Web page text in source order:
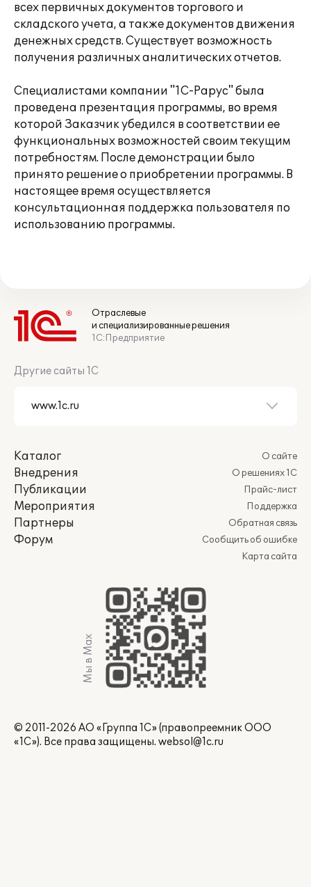
всех первичных документов торгового и
складского учета, а также документов движения
денежных средств. Существует возможность
получения различных аналитических отчетов.
Специалистами компании "1С-Рарус" была
проведена презентация программы, во время
которой Заказчик убедился в соответствии ее
функциональных возможностей своим текущим
потребностям. После демонстрации было
принято решение о приобретении программы. В
настоящее время осуществляется
консультационная поддержка пользователя по
использованию программы.
Отраслевые
и специализированные решения
1С:Предприятие
Другие сайты 1С
Каталог
Внедрения
Публикации
Мероприятия
Партнеры
Форум
О сайте
О решениях 1С
Прайс-лист
Поддержка
Обратная связь
Сообщить об ошибке
Карта сайта
Мы в Max
© 2011-2026 АО «Группа 1С» (правопреемник ООО
«1С»). Все права защищены. websol@1c.ru